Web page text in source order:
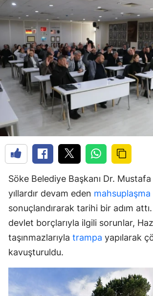
Söke Belediye Başkanı Dr.
yıllardır devam eden mahsuplaşma
sonuçlandırarak tarihi bir adım
devlet borçlarıyla ilgili sorunlar,
taşınmazlarıyla trampa yapılarak
kavuşturuldu.